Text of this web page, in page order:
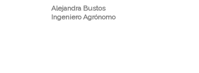
Alejandra Bustos
Ingeniero Agrónomo